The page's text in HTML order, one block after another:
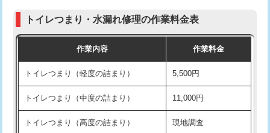
トイレつまり・水漏れ修理の作業料金表
作業内容 作業料金
トイレつまり（軽度の詰まり） 5,500円
トイレつまり（中度の詰まり） 11,000円
トイレつまり（高度の詰まり） 現地調査